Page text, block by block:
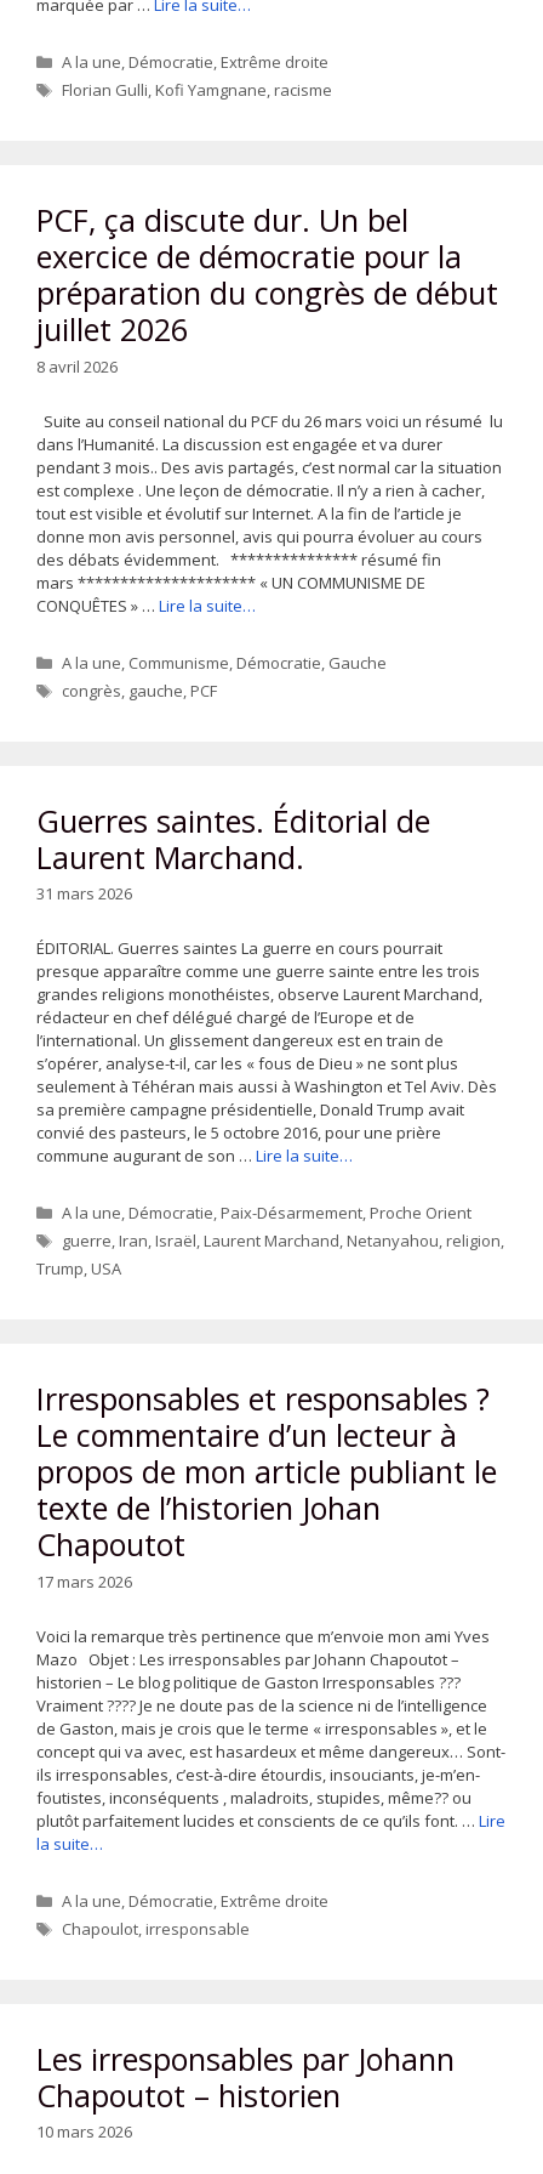
marquée par … Lire la suite…
Catégories
A la une,Démocratie,Extrême droite
Étiquettes
Florian Gulli,Kofi Yamgnane,racisme
PCF, ça discute dur. Un bel
exercice de démocratie pour la
préparation du congrès de début
juillet 2026
8 avril 2026
Suite au conseil national du PCF du 26 mars voici un résumé lu
dans l’Humanité. La discussion est engagée et va durer
pendant 3 mois.. Des avis partagés, c’est normal car la situation
est complexe . Une leçon de démocratie. Il n’y a rien à cacher,
tout est visible et évolutif sur Internet. A la fin de l’article je
donne mon avis personnel, avis qui pourra évoluer au cours
des débats évidemment. *************** résumé fin
mars ********************* « UN COMMUNISME DE
CONQUÊTES » … Lire la suite…
Catégories
A la une, Communisme,Démocratie, Gauche
Étiquettes
congrès, gauche,PCF
Guerres saintes. Éditorial de
Laurent Marchand.
31 mars 2026
ÉDITORIAL. Guerres saintes La guerre en cours pourrait
presque apparaître comme une guerre sainte entre les trois
grandes religions monothéistes, observe Laurent Marchand,
rédacteur en chef délégué chargé de l’Europe et de
l’international. Un glissement dangereux est en train de
s’opérer, analyse-t-il, car les « fous de Dieu » ne sont plus
seulement à Téhéran mais aussi à Washington et Tel Aviv. Dès
sa première campagne présidentielle, Donald Trump avait
convié des pasteurs, le 5 octobre 2016, pour une prière
commune augurant de son … Lire la suite…
Catégories
A la une,Démocratie,Paix-Désarmement,Proche Orient
Étiquettes
guerre,Iran,Israël,Laurent Marchand,Netanyahou,religion,
Trump,USA
Irresponsables et responsables ?
Le commentaire d’un lecteur à
propos de mon article publiant le
texte de l’historien Johan
Chapoutot
17 mars 2026
Voici la remarque très pertinence que m’envoie mon ami Yves
Mazo Objet : Les irresponsables par Johann Chapoutot –
historien – Le blog politique de Gaston Irresponsables ???
Vraiment ???? Je ne doute pas de la science ni de l’intelligence
de Gaston, mais je crois que le terme « irresponsables », et le
concept qui va avec, est hasardeux et même dangereux… Sont-
ils irresponsables, c’est-à-dire étourdis, insouciants, je-m’en-
foutistes, inconséquents , maladroits, stupides, même?? ou
plutôt parfaitement lucides et conscients de ce qu’ils font. … Lire
la suite…
Catégories
A la une,Démocratie,Extrême droite
Étiquettes
Chapoulot,irresponsable
Les irresponsables par Johann
Chapoutot – historien
10 mars 2026